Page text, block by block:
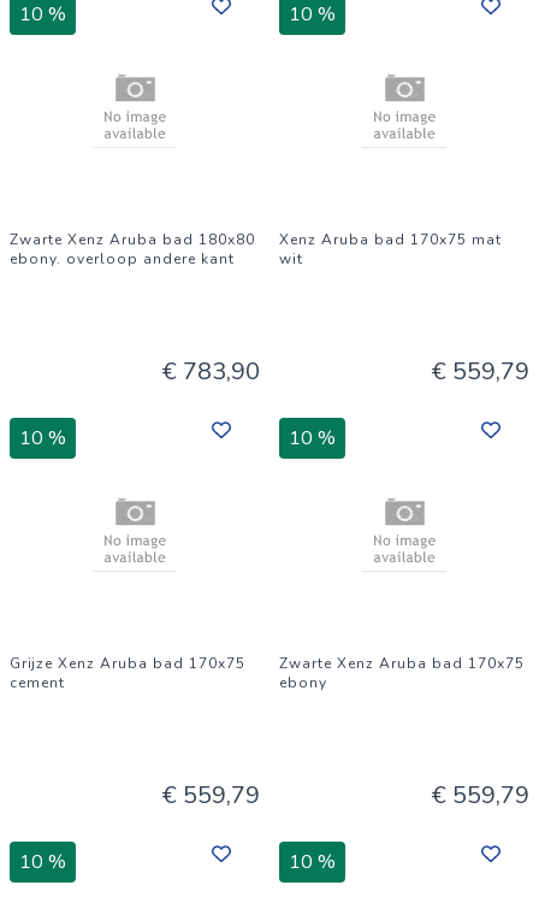
10 %
Zwarte Xenz Aruba bad 180x80
ebony. overloop andere kant
€ 783,90
10 %
Xenz Aruba bad 170x75 mat
wit
€ 559,79
10 %
Grijze Xenz Aruba bad 170x75
cement
€ 559,79
10 %
Zwarte Xenz Aruba bad 170x75
ebony
€ 559,79
10 % 10 %